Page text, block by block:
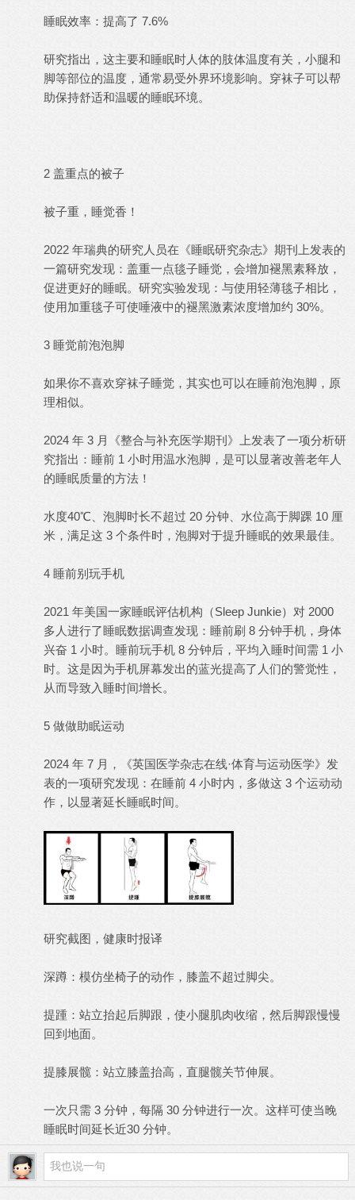
睡眠效率：提高了 7.6%
研究指出，这主要和睡眠时人体的肢体温度有关，小腿和
脚等部位的温度，通常易受外界环境影响。穿袜子可以帮
助保持舒适和温暖的睡眠环境。
2 盖重点的被子
被子重，睡觉香！
2022 年瑞典的研究人员在《睡眠研究杂志》期刊上发表的
一篇研究发现：盖重一点毯子睡觉，会增加褪黑素释放，
促进更好的睡眠。研究实验发现：与使用轻薄毯子相比，
使用加重毯子可使唾液中的褪黑激素浓度增加约 30%。
3 睡觉前泡泡脚
如果你不喜欢穿袜子睡觉，其实也可以在睡前泡泡脚，原
理相似。
2024 年 3 月《整合与补充医学期刊》上发表了一项分析研
究指出：睡前 1 小时用温水泡脚，是可以显著改善老年人
的睡眠质量的方法！
水度40℃、泡脚时长不超过 20 分钟、水位高于脚踝 10 厘
米，满足这 3 个条件时，泡脚对于提升睡眠的效果最佳。
4 睡前别玩手机
2021 年美国一家睡眠评估机构（Sleep Junkie）对 2000
多人进行了睡眠数据调查发现：睡前刷 8 分钟手机，身体
兴奋 1 小时。睡前玩手机 8 分钟后，平均入睡时间需 1 小
时。这是因为手机屏幕发出的蓝光提高了人们的警觉性，
从而导致入睡时间增长。
5 做做助眠运动
2024 年 7 月，《英国医学杂志在线·体育与运动医学》发
表的一项研究发现：在睡前 4 小时内，多做这 3 个运动动
作，以显著延长睡眠时间。
研究截图，健康时报译
深蹲：模仿坐椅子的动作，膝盖不超过脚尖。
提踵：站立抬起后脚跟，使小腿肌肉收缩，然后脚跟慢慢
回到地面。
提膝展髋：站立膝盖抬高，直腿髋关节伸展。
一次只需 3 分钟，每隔 30 分钟进行一次。这样可使当晚
睡眠时间延长近30 分钟。